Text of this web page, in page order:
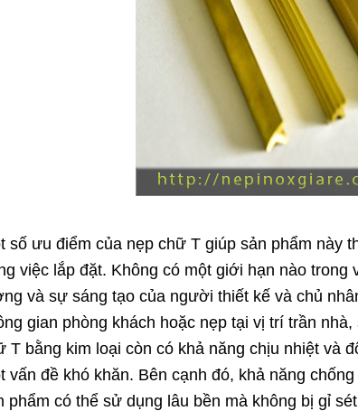
số ưu điểm của nẹp chữ T giúp sản phẩm này
việc lắp đặt. Không có một giới hạn nào
và sự sáng tạo của người thiết kế và chủ
gian phòng khách hoặc nẹp tại vị trí trần
T bằng kim loại còn có khả năng chịu nhiệt và
vấn đề khó khăn. Bên cạnh đó, khả năng
phẩm có thể sử dụng lâu bền mà không bị gỉ